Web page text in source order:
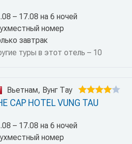
– 17.08 на 6 ночей
номер
завтрак
туры в этот отель – 10
Вьетнам, Вунг Тау
CAP HOTEL VUNG TAU
– 17.08 на 6 ночей
номер